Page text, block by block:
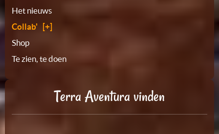
Het nieuws
Collab'
Shop
Te zien, te doen
Terra Aventura vinden